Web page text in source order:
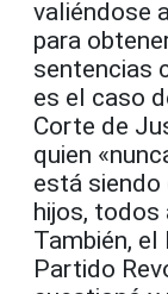
valiéndose
para
sentencias
es el caso
Corte de
quien
está siendo
hijos, todos
También,
Partido